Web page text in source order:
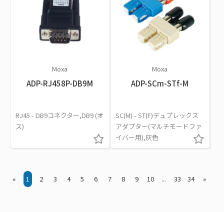
Moxa
ADP-RJ458P-DB9M
RJ45 - DB9コネクター,DB9 (オ
ス)
Moxa
ADP-SCm-STf-M
SC(M) - ST(F)デュプレックス
アダプター(マルチモードファ
イバー用),灰色
« 1 2 3 4 5 6 7 8 9 10 ... 33 34 »